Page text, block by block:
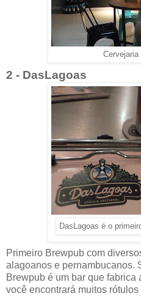
Cervejaria
2 - DasLagoas
DasLagoas é o
Primeiro Brewpub com
alagoanos e pernambucanos.
Brewpub é um bar que fabrica
você encontrará muitos